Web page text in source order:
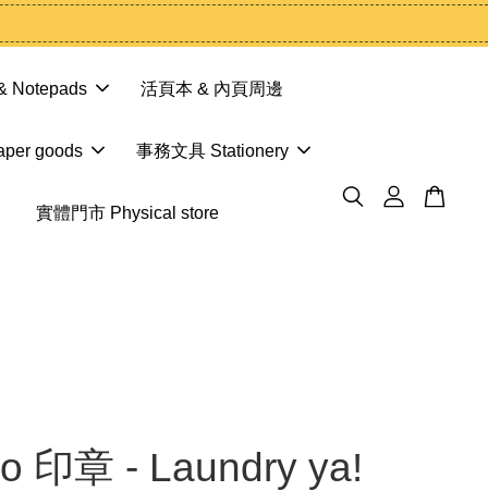
Notepads 活頁本 & 內頁周邊
goods 事務文具 Stationery
實體門市 Physical store
印章 - Laundry ya!